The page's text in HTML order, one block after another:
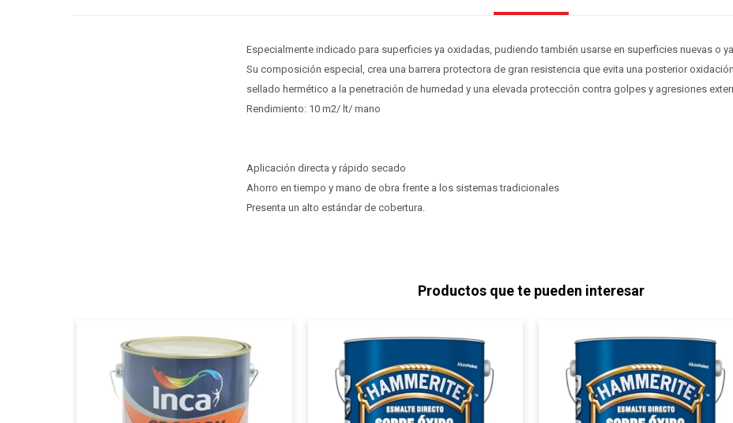
Especialmente indicado para superficies ya oxidadas, pudiendo también usarse en superficies nuevas o
Su composición especial, crea una barrera protectora de gran resistencia que evita una posterior
sellado hermético a la penetración de humedad y una elevada protección contra golpes y agresiones
Rendimiento: 10 m2/ lt/ mano
Aplicación directa y rápido secado
Ahorro en tiempo y mano de obra frente a los sistemas tradicionales
Presenta un alto estándar de cobertura.
Productos que te pueden interesar